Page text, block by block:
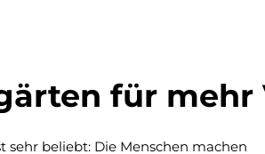
für
sehr beliebt: Die Menschen machen